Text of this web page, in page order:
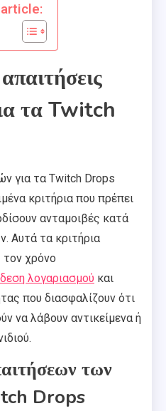
τα Twitch
για τα Twitch Drops
κριτήρια που πρέπει
ανταμοιβές κατά
Αυτά τα κριτήρια
χρόνο
λογαριασμού και
που διασφαλίζουν ότι
να λάβουν αντικείμενα ή
των
Drops